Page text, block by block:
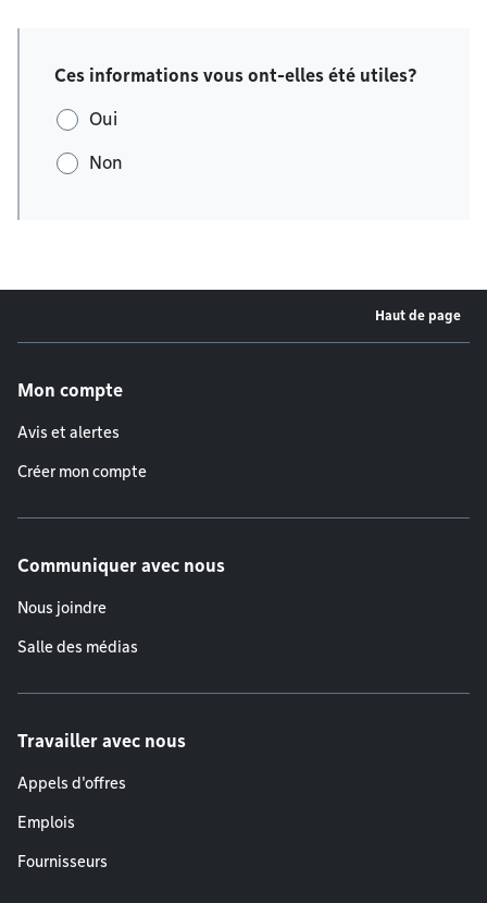
Ces informations vous ont-elles été utiles?
Oui
Non
Haut de page
Mon compte
Avis et alertes
Créer mon compte
Communiquer avec nous
Nous joindre
Salle des médias
Travailler avec nous
Appels d'offres
Emplois
Fournisseurs